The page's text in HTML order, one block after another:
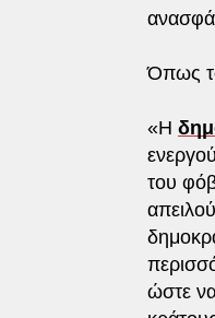
Όπως
«Η
του
ώστε